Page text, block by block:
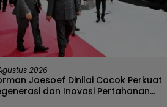
Penyebaran Paham
Satgaswil Gorontalo
1 Kabila
Gorontalo
2026
Joesoef Dinilai Cocok Perkuat
dan Inovasi Pertahanan